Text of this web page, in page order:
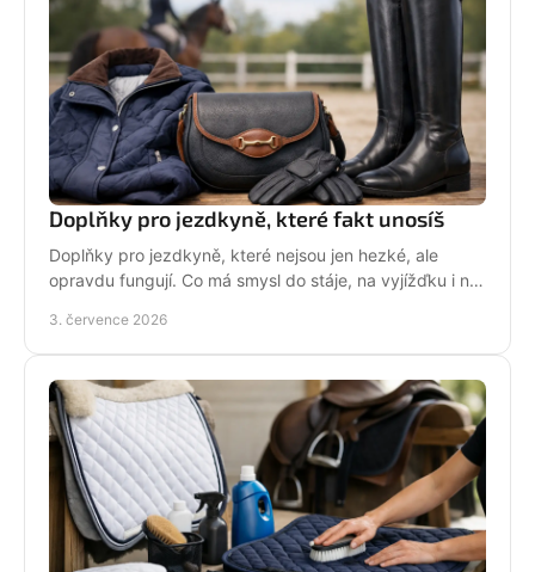
Doplňky pro jezdkyně, které fakt unosíš
Doplňky pro jezdkyně, které nejsou jen hezké, ale
opravdu fungují. Co má smysl do stáje, na vyjížďku i na
3. července 2026